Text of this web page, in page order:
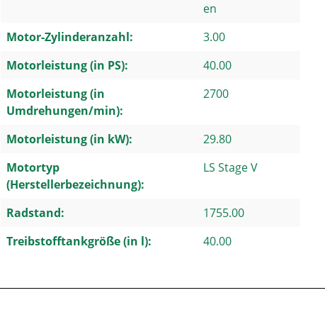
en
Motor-Zylinderanzahl:
3.00
Motorleistung (in PS):
40.00
Motorleistung (in
Umdrehungen/min):
2700
Motorleistung (in kW):
29.80
Motortyp
(Herstellerbezeichnung):
LS Stage V
Radstand:
1755.00
Treibstofftankgröße (in l):
40.00